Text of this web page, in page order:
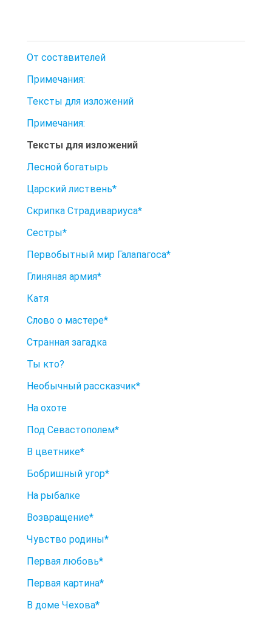
От составителей
Примечания:
Тексты для изложений
Примечания:
Тексты для изложений
Лесной богатырь
Царский листвень*
Скрипка Страдивариуса*
Сестры*
Первобытный мир Галапагоса*
Глиняная армия*
Катя
Слово о мастере*
Странная загадка
Ты кто?
Необычный рассказчик*
На охоте
Под Севастополем*
В цветнике*
Бобришный угор*
На рыбалке
Возвращение*
Чувство родины*
Первая любовь*
Первая картина*
В доме Чехова*